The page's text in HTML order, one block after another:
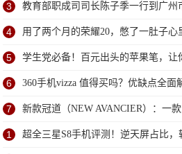
3 教育部职成司司长陈子季一行到广州
研
4 用了两个月的荣耀20，憋了一肚子
5 学生党必备！百元出头的苹果笔，让
6 360手机vizza 值得买吗？优缺点全面
7 新款冠道（NEW AVANCIER）：一
1 超全三星S8手机评测！逆天屏占比，